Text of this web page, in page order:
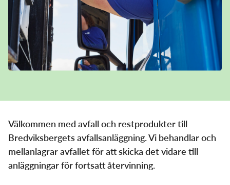
Mina sidor
Kundservice
SorteringsguideSophämtning
Tömningsschema
ÅtervinningscentralSlamtömning
Välkommen med avfall och restprodukter till
Bredviksbergets avfallsanläggning. Vi behandlar och
mellanlagrar avfallet för att skicka det vidare till
anläggningar för fortsatt återvinning.